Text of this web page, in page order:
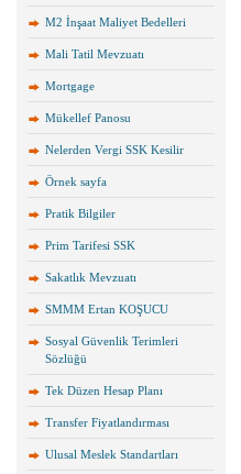
M2 İnşaat Maliyet Bedelleri
Mali Tatil Mevzuatı
Mortgage
Mükellef Panosu
Nelerden Vergi SSK Kesilir
Örnek sayfa
Pratik Bilgiler
Prim Tarifesi SSK
Sakatlık Mevzuatı
SMMM Ertan KOŞUCU
Sosyal Güvenlik Terimleri
Sözlüğü
Tek Düzen Hesap Planı
Transfer Fiyatlandırması
Ulusal Meslek Standartları